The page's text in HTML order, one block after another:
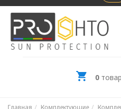
0
Главная Комплектующие